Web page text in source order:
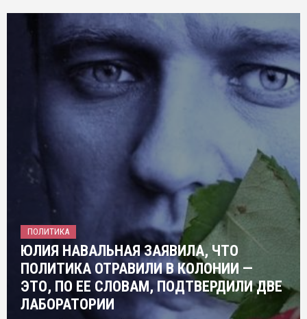
ПОЛИТИКА
ЮЛИЯ НАВАЛЬНАЯ ЗАЯВИЛА, ЧТО
ПОЛИТИКА ОТРАВИЛИ В КОЛОНИИ —
ЭТО, ПО ЕЕ СЛОВАМ, ПОДТВЕРДИЛИ ДВЕ
ЛАБОРАТОРИИ